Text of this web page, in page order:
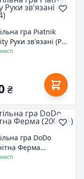
гра Piatnik
Руки зв'язані (PT-
₴
гра DoDo
Ферма